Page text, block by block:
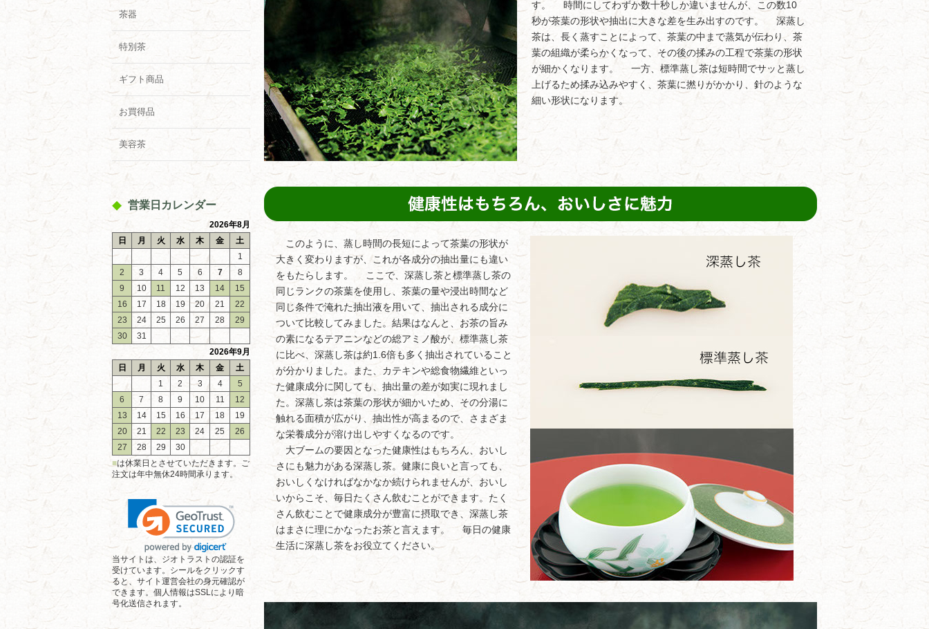
茶器
特別茶
ギフト商品
お買得品
美容茶
営業日カレンダー
2026年8月
日
月 火 水 木 金
土
1
2
3 4 5 6 7
8
9
10 11 12 13 14
15
16
17 18 19 20 21
22
23
24 25 26 27 28
29
30
31
2026年9月
日
月 火 水 木 金
土
1
2 3 4
5
6
7 8 9 10 11
12
13
14 15 16 17 18
19
20
21 22 23 24 25
26
27
28 29
30
■は休業日とさせていただきます。ご
注文は年中無休24時間承ります。
当サイトは、ジオトラストの認証を
受けています。シールをクリックす
ると、サイト運営会社の身元確認が
できます。個人情報はSSLにより暗
号化送信されます。
す。 時間にしてわずか数十秒しか違いませんが、この数10
秒が茶葉の形状や抽出に大きな差を生み出すのです。 深蒸し
茶は、長く蒸すことによって、茶葉の中まで蒸気が伝わり、茶
葉の組織が柔らかくなって、その後の揉みの工程で茶葉の形状
が細かくなります。 一方、標準蒸し茶は短時間でサッと蒸し
上げるため揉み込みやすく、茶葉に撚りがかかり、針のような
細い形状になります。
このように、蒸し時間の長短によって茶葉の形状が
大きく変わりますが、これが各成分の抽出量にも違い
をもたらします。 ここで、深蒸し茶と標準蒸し茶の
同じランクの茶葉を使用し、茶葉の量や浸出時間など
同じ条件で淹れた抽出液を用いて、抽出される成分に
ついて比較してみました。結果はなんと、お茶の旨み
の素になるテアニンなどの総アミノ酸が、標準蒸し茶
に比べ、深蒸し茶は約1.6倍も多く抽出されていること
が分かりました。また、カテキンや総食物繊維といっ
た健康成分に関しても、抽出量の差が如実に現れまし
た。深蒸し茶は茶葉の形状が細かいため、その分湯に
触れる面積が広がり、抽出性が高まるので、さまざま
な栄養成分が溶け出しやすくなるのです。
大ブームの要因となった健康性はもちろん、おいし
さにも魅力がある深蒸し茶。健康に良いと言っても、
おいしくなければなかなか続けられませんが、おいし
いからこそ、毎日たくさん飲むことができます。たく
さん飲むことで健康成分が豊富に摂取でき、深蒸し茶
はまさに理にかなったお茶と言えます。 毎日の健康
生活に深蒸し茶をお役立てください。